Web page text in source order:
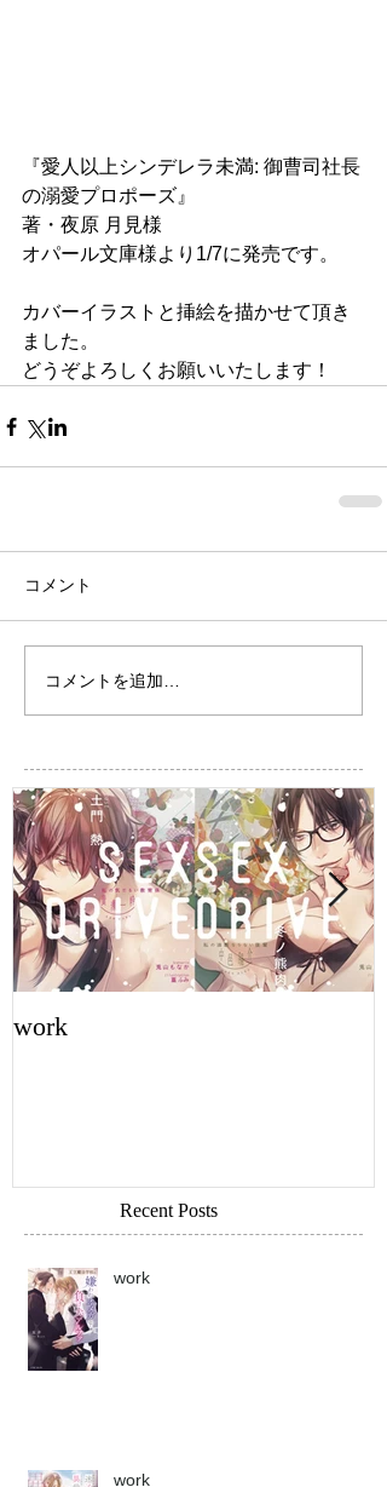
『愛人以上シンデレラ未満: 御曹司社長
の溺愛プロポーズ』
著・夜原 月見様
オパール文庫様より1/7に発売です。
カバーイラストと挿絵を描かせて頂き
ました。
どうぞよろしくお願いいたします！
コメント
コメントを追加…
work
Recent Posts
work
work